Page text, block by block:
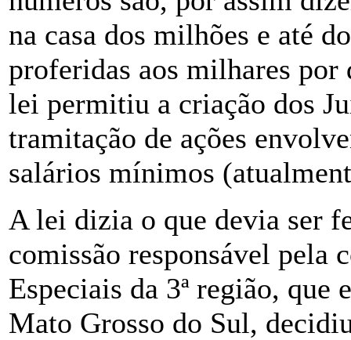
na casa dos milhões e até
proferidas aos milhares por
lei permitiu a criação dos
tramitação de ações
salários mínimos
A lei dizia o que devia ser
comissão responsável pela
Especiais da 3ª região, que
Mato Grosso do Sul,